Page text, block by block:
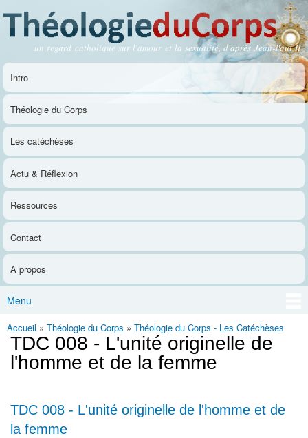
contenu
principal
Théologie du Corps
un regard catholique sur l'amour et la sexualité, d'après Jean-Paul II
Menu principal
Intro
Théologie du Corps
Les catéchèses
Actu & Réflexion
Ressources
Contact
A propos
Menu
Vous êtes ici
Accueil » Théologie du Corps » Théologie du Corps - Les Catéchèses
TDC 008 - L'unité originelle de
l'homme et de la femme
TDC 008 - L'unité originelle de l'homme et de
la femme